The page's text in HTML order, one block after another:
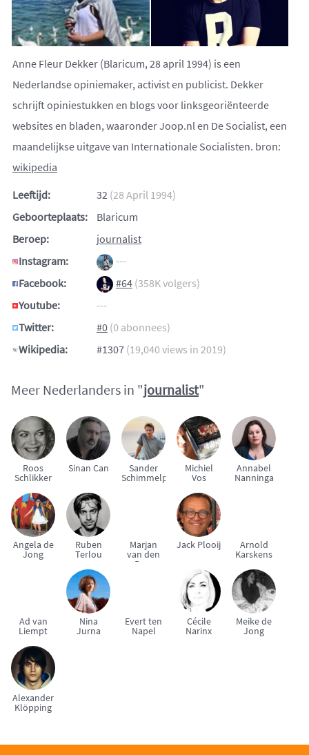
Anne Fleur Dekker (Blaricum, 28 april 1994) is een
Nederlandse opiniemaker, activist en publicist. Dekker
schrijft opiniestukken en blogs voor linksgeoriënteerde
websites en bladen, waaronder Joop.nl en De Socialist, een
maandelijkse uitgave van Internationale Socialisten. bron:
wikipedia
Leeftijd:
32 (28 April 1994)
Geboorteplaats:
Blaricum
Beroep:
journalist
Instagram:
---
Facebook:
#64 (358K volgers)
Youtube:
---
Twitter:
#0 (0 abonnees)
Wikipedia:
#1307 (19,040 views in 2019)
Meer Nederlanders in "journalist"
Roos
Schlikker
Sinan Can Sander
Schimmelpenninck
Michiel
Vos
Annabel
Nanninga
Angela de
Jong
Ruben
Terlou
Marjan
van den
Berg
Jack Plooij Arnold
Karskens
Ad van
Liempt
Nina
Jurna
Evert ten
Napel
Cécile
Narinx
Meike de
Jong
Alexander
Klöpping